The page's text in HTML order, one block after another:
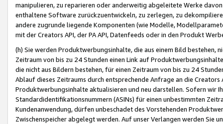
manipulieren, zu reparieren oder anderweitig abgeleitete Werke
enthaltene Software zurückzuentwickeln, zu zerlegen, zu
andere zugrunde liegende Komponenten (wie Modelle,
mit der Creators API, der PA API, Datenfeeds oder in den Produkt
(h) Sie werden Produktwerbungsinhalte, die aus einem Bild bestehen,
Zeitraum von bis zu 24 Stunden einen Link auf
die nicht aus Bildern bestehen, für einen Zeitraum von bis zu 24
Ablauf dieses Zeitraums durch entsprechende Anfrage an die
Produktwerbungsinhalte aktualisieren und neu darstellen. Sofern wir
Standardidentifikationsnummern (ASINs) für einen unbestimmten
Kundenanwendung, dürfen unbeschadet des Vorstehenden
Zwischenspeicher abgelegt werden. Auf unser Verlangen werden Sie